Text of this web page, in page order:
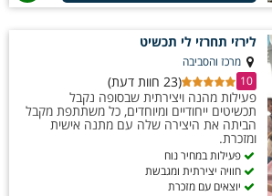
לירזי תחרזי לי תכשיט
מרכז והסביבה
10
(23 חוות דעת)
פעילות מהנה ויצירתית שבסופה נקבל
תכשיטים ייחודיים ומיוחדים, כל משתתפת מקבל
הביתה את היצירה שלה עם מתנה אישית
ומזכרת.
פעילות במחיר נוח
חוויה יצירתית ומגבשת
יוצאים עם מזכרת